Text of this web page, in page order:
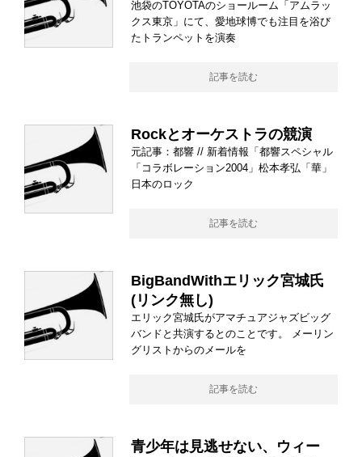
池袋のTOYOTAのショールーム「アムラッ
クス東京」にて、愛地球博でも注目を浴び
たトランペットを演奏
記事を読む
Rockとオーケストラの競演
元記事：都響 // 新着情報「都響スペシャル
「コラボレーション2004」松本孝弘「華」
日本のロック
記事を読む
BigBandWithエリック宮城氏
(リンク無し)
エリック宮城氏がアマチュアジャズビッグ
バンドと共演するとのことです。 メーリン
グリストからのメールを
記事を読む
青少年は見逃せない、ウィー